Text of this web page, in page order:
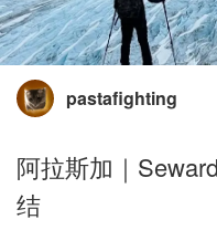
pastafighting
阿拉斯加｜
结